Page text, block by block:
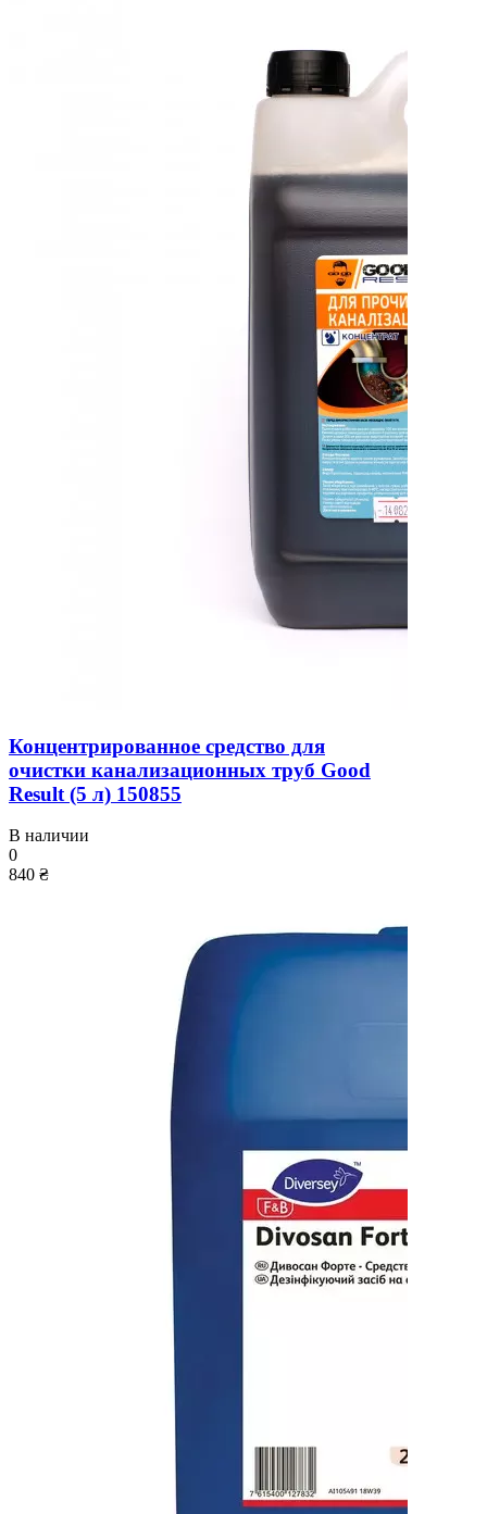
Концентрированное средство для
очистки канализационных труб Good
Result (5 л) 150855
В наличии
0
840 ₴